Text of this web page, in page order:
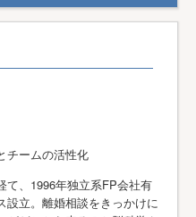
チームの活性化
て、1996年独立系FP会社有
設立。離婚相談をきっかけに